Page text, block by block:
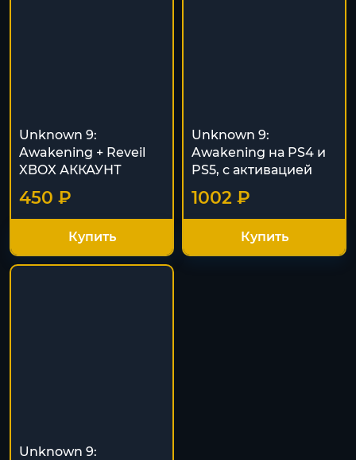
Unknown 9:
Awakening + Reveil
XBOX АККАУНТ
450 ₽
Купить
Unknown 9:
Awakening на PS4 и
PS5, с активацией
1002 ₽
Купить
Unknown 9: